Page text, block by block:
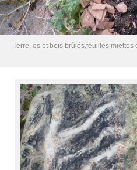
Terre, os et bois brûlés,feuilles miettes